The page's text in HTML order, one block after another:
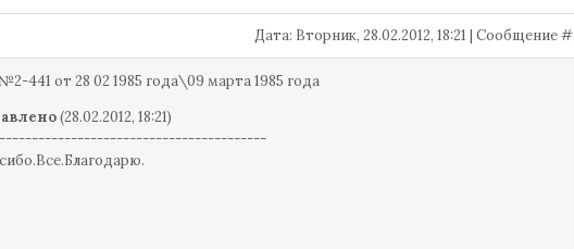
Дата: Вторник, 28.02.2012, 18:21 | Сообщение #
441 от 28 02 1985 года\09 марта 1985 года
(28.02.2012, 18:21)